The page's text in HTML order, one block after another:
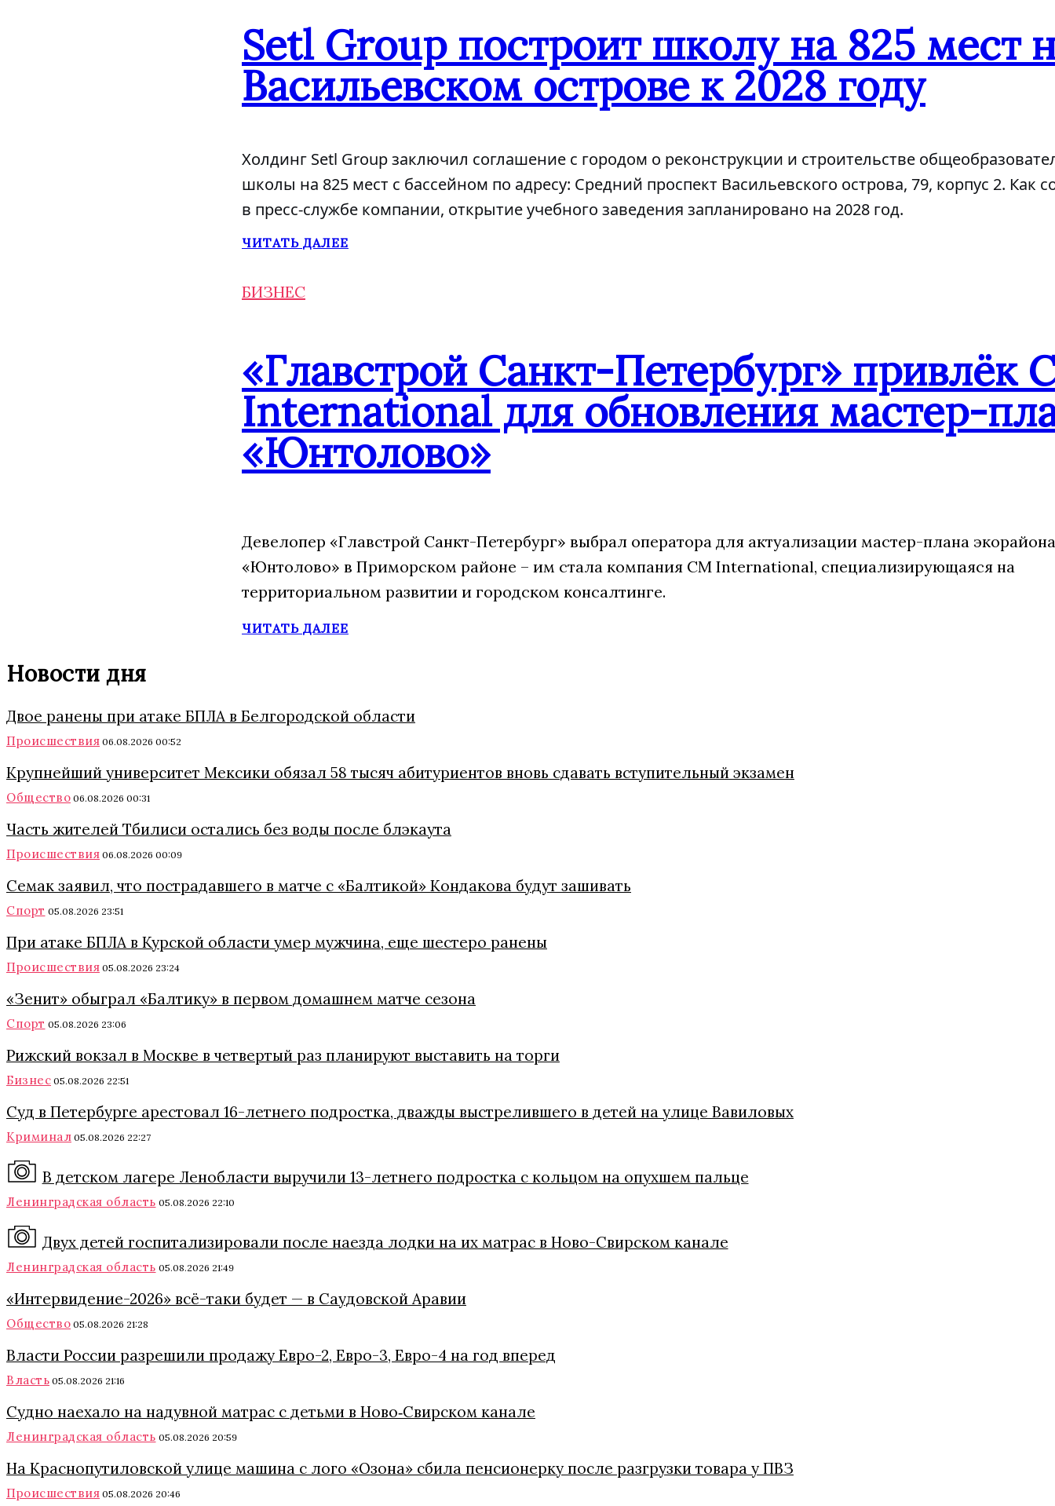
Setl Group построит школу на 825 мест
Васильевском острове к 2028 году
Холдинг Setl Group заключил соглашение с городом о реконструкции и строительстве
школы на 825 мест с бассейном по адресу: Средний проспект Васильевского острова, 79, корпус 2. Как
в пресс-службе компании, открытие учебного заведения запланировано на 2028 год.
ЧИТАТЬ ДАЛЕЕ
БИЗНЕС
«Главстрой Санкт-Петербург» привлёк
International для обновления мастер-
«Юнтолово»
Девелопер «Главстрой Санкт-Петербург» выбрал оператора для актуализации мастер-плана экорайона
«Юнтолово» в Приморском районе – им стала компания CM International, специализирующаяся на
территориальном развитии и городском консалтинге.
ЧИТАТЬ ДАЛЕЕ
Новости дня
Двое ранены при атаке БПЛА в Белгородской области
Происшествия 06.08.2026 00:52
Крупнейший университет Мексики обязал 58 тысяч абитуриентов вновь сдавать вступительный экзамен
Общество 06.08.2026 00:31
Часть жителей Тбилиси остались без воды после блэкаута
Происшествия 06.08.2026 00:09
Семак заявил, что пострадавшего в матче с «Балтикой» Кондакова будут зашивать
Спорт 05.08.2026 23:51
При атаке БПЛА в Курской области умер мужчина, еще шестеро ранены
Происшествия 05.08.2026 23:24
«Зенит» обыграл «Балтику» в первом домашнем матче сезона
Спорт 05.08.2026 23:06
Рижский вокзал в Москве в четвертый раз планируют выставить на торги
Бизнес 05.08.2026 22:51
Суд в Петербурге арестовал 16-летнего подростка, дважды выстрелившего в детей на улице Вавиловых
Криминал 05.08.2026 22:27
В детском лагере Ленобласти выручили 13-летнего подростка с кольцом на опухшем пальце
Ленинградская область 05.08.2026 22:10
Двух детей госпитализировали после наезда лодки на их матрас в Ново-Свирском канале
Ленинградская область 05.08.2026 21:49
«Интервидение-2026» всё-таки будет — в Саудовской Аравии
Общество 05.08.2026 21:28
Власти России разрешили продажу Евро-2, Евро-3, Евро-4 на год вперед
Власть 05.08.2026 21:16
Судно наехало на надувной матрас с детьми в Ново‑Свирском канале
Ленинградская область 05.08.2026 20:59
На Краснопутиловской улице машина с лого «Озона» сбила пенсионерку после разгрузки товара у ПВЗ
Происшествия 05.08.2026 20:46